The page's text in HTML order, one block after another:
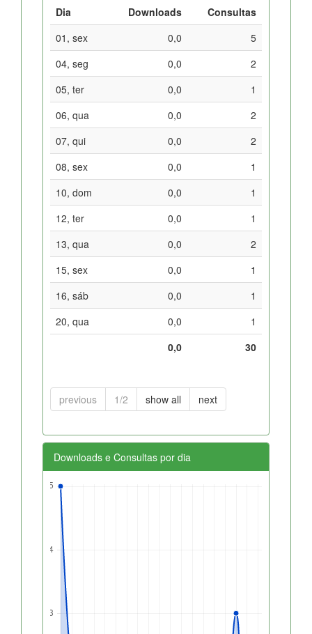
Dia Downloads
Consultas
01, sex
0,0
5
04, seg
0,0
2
05, ter
0,0
1
06, qua
0,0
2
07, qui
0,0
2
08, sex
0,0
1
10, dom
0,0
1
12, ter
0,0
1
13, qua
0,0
2
15, sex
0,0
1
16, sáb
0,0
1
20, qua
0,0
1
0,0
30
previous 1/2 show all next
Downloads e Consultas por dia